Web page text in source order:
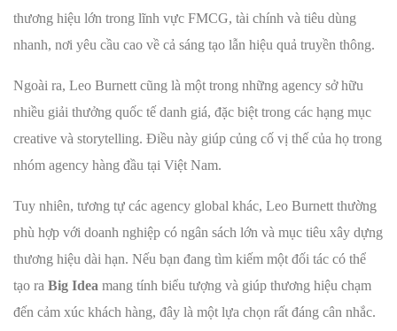
thương hiệu lớn trong lĩnh vực FMCG, tài chính và tiêu dùng
nhanh, nơi yêu cầu cao về cả sáng tạo lẫn hiệu quả truyền thông.
Ngoài ra, Leo Burnett cũng là một trong những agency sở hữu
nhiều giải thưởng quốc tế danh giá, đặc biệt trong các hạng mục
creative và storytelling. Điều này giúp củng cố vị thế của họ trong
nhóm agency hàng đầu tại Việt Nam.
Tuy nhiên, tương tự các agency global khác, Leo Burnett thường
phù hợp với doanh nghiệp có ngân sách lớn và mục tiêu xây dựng
thương hiệu dài hạn. Nếu bạn đang tìm kiếm một đối tác có thể
tạo ra Big Idea mang tính biểu tượng và giúp thương hiệu chạm
đến cảm xúc khách hàng, đây là một lựa chọn rất đáng cân nhắc.